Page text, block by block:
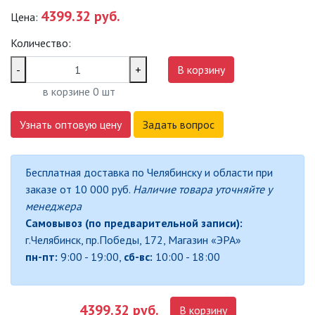
САДОВЫЕ СВЕТИЛЬНИКИ
СВЕТИЛЬНИКИ
СВЕТИЛЬНИКИ ДЛЯ РОСТА
РАСТЕНИЙ (ФИТОСВЕТИЛЬНИКИ)
АКСЕССУАРЫ ДЛЯ
ЭЛЕКТРОМОНТАЖА
БАКТЕРИЦИДНЫЕ ЛАМПЫ
ДАТЧИКИ ДВИЖЕНИЯ И
ДЕКОРАТИВНАЯ ПОДСВЕТКА
Цена: 4399.32 руб.
Количество:
-
+
в корзине 0 шт
В корзину
Узнать оптовую цену Задать вопрос
Бесплатная доставка по Челябинску и области при
заказе от 10 000 руб. Наличие товара уточняйте у
менеджера
Самовывоз (по предварительной записи):
г.Челябинск, пр.Победы, 172, Магазин «ЭРА»
пн-пт: 9:00 - 19:00, сб-вс: 10:00 - 18:00
4399.32 руб. В корзину